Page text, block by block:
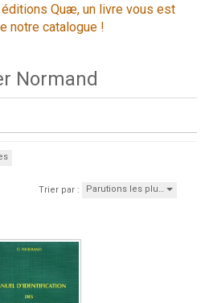
Quæ, un livre vous est
notre catalogue !
Normand
Trier par : Parutions les plu…